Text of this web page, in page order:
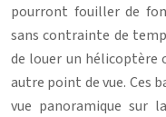
pourront fouiller de
sans contrainte de
de louer un hélicoptère
autre point de vue. Ces
vue panoramique sur